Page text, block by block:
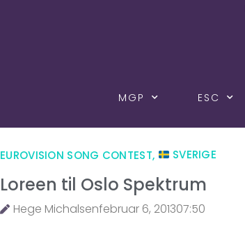
MGP ESC
EUROVISION SONG CONTEST, SVERIGE
Loreen til Oslo Spektrum
Hege Michalsenfebruar 6, 201307:50